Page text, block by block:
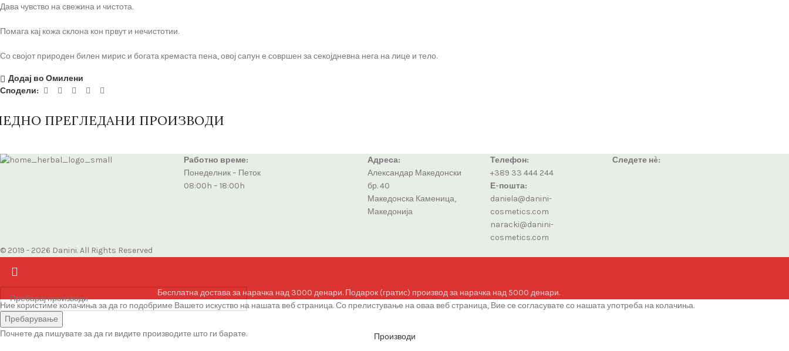
Дава чувство на свежина и чистота.
Помага кај кожа склона кон првут и нечистотии.
Со својот природен билен мирис и богата кремаста пена, овој сапун е совршен за секојдневна нега на лице и тело.
Додај во Омилени
Сподели:
ПРЕГЛЕДАНИ ПРОИЗВОДИ
Работно време:
Понеделник – Петок
08:00h – 18:00h
Адреса:
Александар Македонски
бр. 40
Македонска Каменица,
Македонија
Телефон:
+389 33 444 244
Е-пошта:
daniela@danini-
cosmetics.com
naracki@danini-
cosmetics.com
Следете нè:
© 2019 - 2026 Danini. All Rights Reserved
Пребарување
Почнете да пишувате за да ги видите производите што ги барате.
Бесплатна достава за нарачка над 3000 денари. Подарок (гратис) производ за нарачка над 5000 денари.
Ние користиме колачиња за да го подобриме Вашето искуство на нашата веб страница. Со прелистување на оваа веб страница, Вие се согласувате со нашата употреба на колачиња.
Се согласувам
Производи